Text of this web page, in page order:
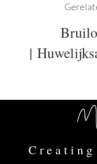
|
C r e a t i n